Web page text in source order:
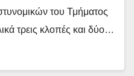
του Τμήματος
τρεις κλοπές και δύο…